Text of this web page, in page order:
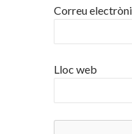
Correu
Lloc web